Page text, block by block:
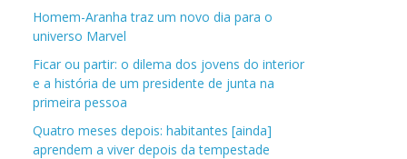
Homem-Aranha traz um novo dia para o
universo Marvel
Ficar ou partir: o dilema dos jovens do interior
e a história de um presidente de junta na
primeira pessoa
Quatro meses depois: habitantes [ainda]
aprendem a viver depois da tempestade